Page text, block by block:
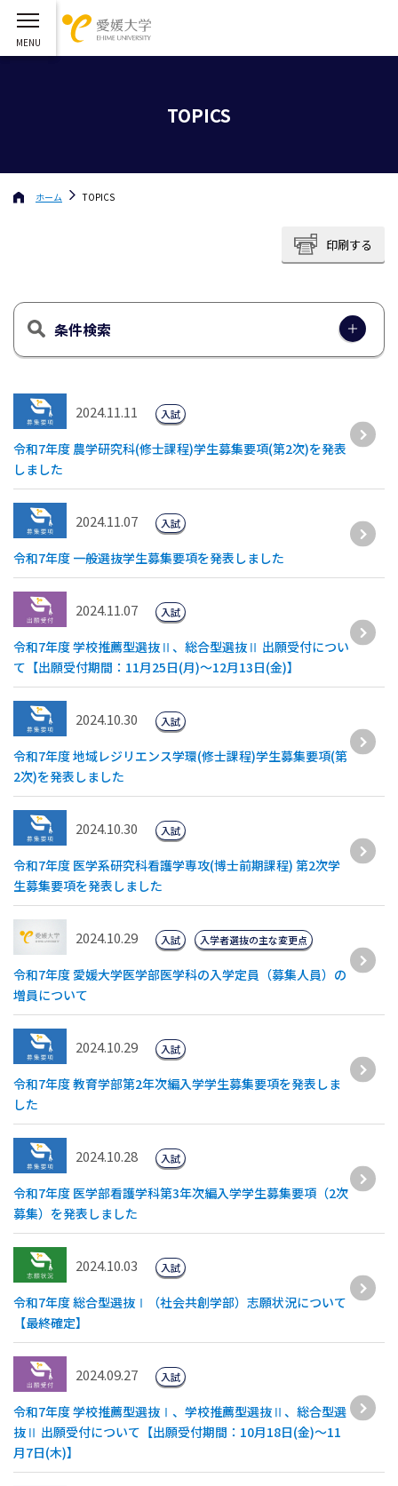
TOPICS
ホーム TOPICS
印刷する
条件検索
2024.11.11
令和7年度 農学研究科(修士課程)学生募集要項(第2次)を発表
しました
入試
2024.11.07
令和7年度 一般選抜学生募集要項を発表しました
入試
2024.11.07
令和7年度 学校推薦型選抜Ⅱ、総合型選抜Ⅱ 出願受付につい
て【出願受付期間：11月25日(月)～12月13日(金)】
入試
2024.10.30
令和7年度 地域レジリエンス学環(修士課程)学生募集要項(第
2次)を発表しました
入試
2024.10.30
令和7年度 医学系研究科看護学専攻(博士前期課程) 第2次学
生募集要項を発表しました
入試
2024.10.29
令和7年度 愛媛大学医学部医学科の入学定員（募集人員）の
増員について
入試 入学者選抜の主な変更点
2024.10.29
令和7年度 教育学部第2年次編入学学生募集要項を発表しま
した
入試
2024.10.28
令和7年度 医学部看護学科第3年次編入学学生募集要項（2次
募集）を発表しました
入試
2024.10.03
令和7年度 総合型選抜Ⅰ（社会共創学部）志願状況について
【最終確定】
入試
2024.09.27
令和7年度 学校推薦型選抜Ⅰ、学校推薦型選抜Ⅱ、総合型選
抜Ⅱ 出願受付について【出願受付期間：10月18日(金)～11
月7日(木)】
入試